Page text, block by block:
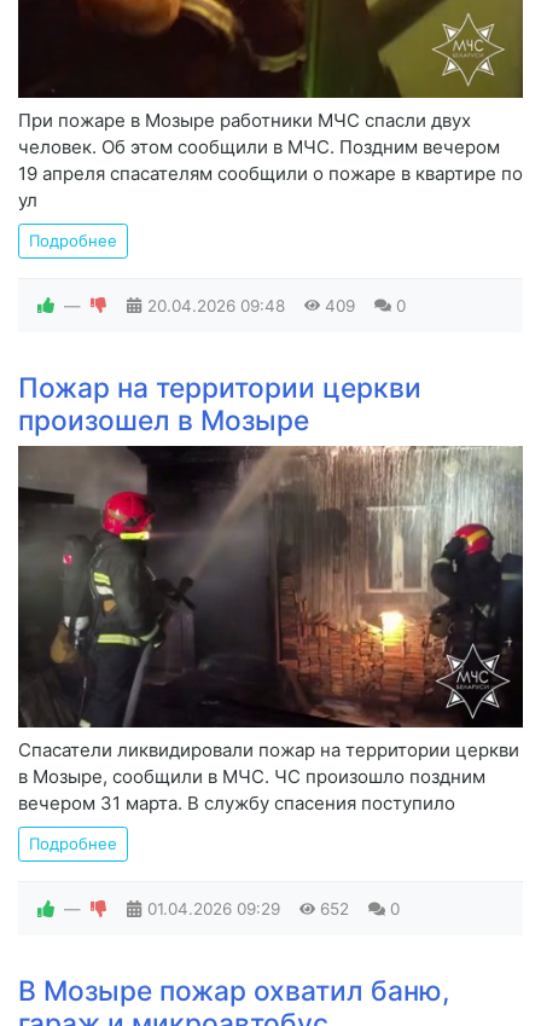
При пожаре в Мозыре работники МЧС спасли двух
человек. Об этом сообщили в МЧС. Поздним вечером
19 апреля спасателям сообщили о пожаре в квартире по
ул
Подробнее
— 20.04.2026 09:48 409 0
Пожар на территории церкви
произошел в Мозыре
Спасатели ликвидировали пожар на территории церкви
в Мозыре, сообщили в МЧС. ЧС произошло поздним
вечером 31 марта. В службу спасения поступило
Подробнее
— 01.04.2026 09:29 652 0
В Мозыре пожар охватил баню,